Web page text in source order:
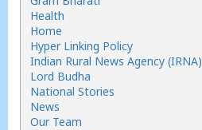
Health
Home
Hyper Linking Policy
Indian Rural News Agency (IRNA)
Lord Budha
National Stories
News
Our Team